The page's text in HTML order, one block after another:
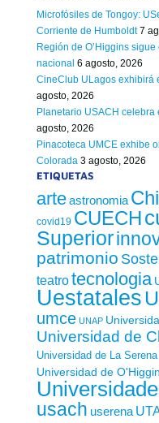
Microfósiles de Tongoy:
Corriente de Humboldt 7
Región de O’Higgins
nacional 6 agosto, 2026
CineClub ULagos exhibirá
agosto, 2026
Planetario USACH
agosto, 2026
Pinacoteca UMCE exhibe
Colorada 3 agosto, 2026
ETIQUETAS
arteastronomia
covid19 CUECH
Superior
patrimonio
teatrotecnologia
Uestatales
umce UNAP
Universidad de
Universidad de La Serena
Universidad de
usach userena